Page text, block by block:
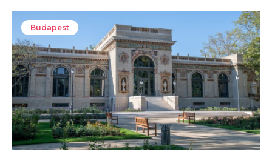
Budapest